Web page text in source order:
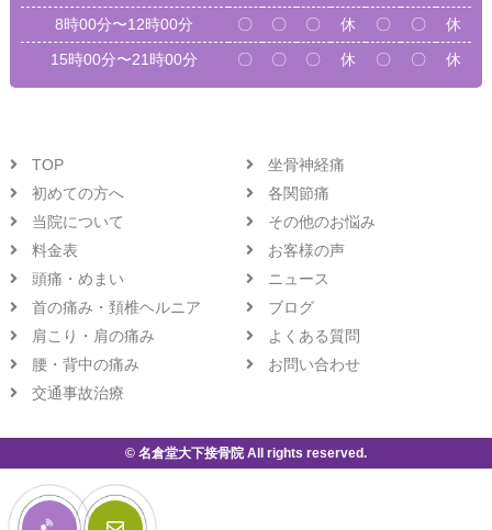
8時00分〜12時00分
〇 〇 〇 休 〇 〇
休
15時00分〜21時00分
〇 〇 〇 休 〇 〇 休
TOP
初めての方へ
当院について
料金表
頭痛・めまい
首の痛み・頚椎ヘルニア
肩こり・肩の痛み
腰・背中の痛み
交通事故治療
坐骨神経痛
各関節痛
その他のお悩み
お客様の声
ニュース
ブログ
よくある質問
お問い合わせ
© 名倉堂大下接骨院 All rights reserved.